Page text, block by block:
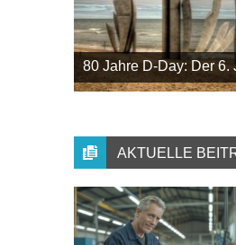
80 Jahre D-Day: Der 6.
AKTUELLE